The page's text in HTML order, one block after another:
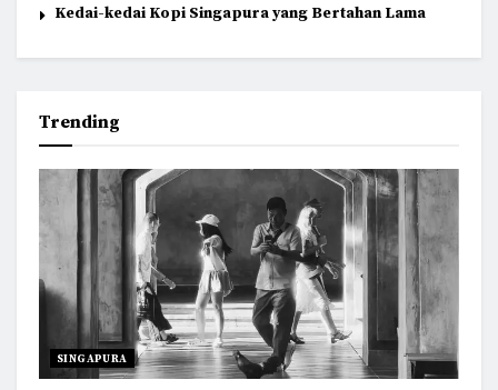
Kedai-kedai Kopi Singapura yang Bertahan Lama
Trending
SINGAPURA